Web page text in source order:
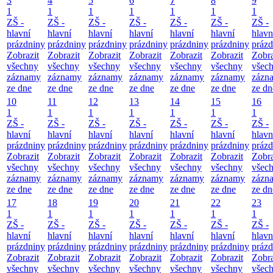
1
ZŠ -
hlavní
prázdniny
Zobrazit
všechny
záznamy
ze dne
1
ZŠ -
hlavní
prázdniny
Zobrazit
všechny
záznamy
ze dne
1
ZŠ -
hlavní
prázdniny
Zobrazit
všechny
záznamy
ze dne
1
ZŠ -
hlavní
prázdniny
Zobrazit
všechny
záznamy
ze dne
1
ZŠ -
hlavní
prázdniny
Zobrazit
všechny
záznamy
ze dne
1
ZŠ -
hlavní
prázdniny
Zobrazit
všechny
záznamy
ze dne
1
ZŠ -
ze
10
1
ZŠ -
hlavní
prázdniny
Zobrazit
všechny
záznamy
ze dne
11
1
ZŠ -
hlavní
prázdniny
Zobrazit
všechny
záznamy
ze dne
12
1
ZŠ -
hlavní
prázdniny
Zobrazit
všechny
záznamy
ze dne
13
1
ZŠ -
hlavní
prázdniny
Zobrazit
všechny
záznamy
ze dne
14
1
ZŠ -
hlavní
prázdniny
Zobrazit
všechny
záznamy
ze dne
15
1
ZŠ -
hlavní
prázdniny
Zobrazit
všechny
záznamy
ze dne
16
1
ZŠ -
ze
17
1
ZŠ -
hlavní
prázdniny
Zobrazit
všechny
18
1
ZŠ -
hlavní
prázdniny
Zobrazit
všechny
19
1
ZŠ -
hlavní
prázdniny
Zobrazit
všechny
20
1
ZŠ -
hlavní
prázdniny
Zobrazit
všechny
21
1
ZŠ -
hlavní
prázdniny
Zobrazit
všechny
22
1
ZŠ -
hlavní
prázdniny
Zobrazit
všechny
23
1
ZŠ -